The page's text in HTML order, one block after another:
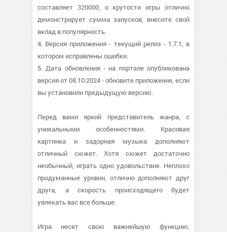
составляет 320000, о крутости игры отлично
демонстрирует сумма запусков, внесите свой
вклад в популярность.
4. Версия приложения - текущий релиз - 1.7.1, в
котором исправлены ошибки.
5. Дата обновления - на портале опубликована
версия от 08.10.2024 - обновите приложение, если
вы установили предыдущую версию.
Перед вами яркий представитель жанра, с
уникальными особенностями. Красивая
картинка и задорная музыка дополняют
отличный сюжет. Хотя сюжет достаточно
необычный, играть одно удовольствие. Неплохо
продуманные уровни, отлично дополняют друг
друга, а скорость происходящего будет
увлекать вас все больше.
Игра несет свою важнейшую функцию,